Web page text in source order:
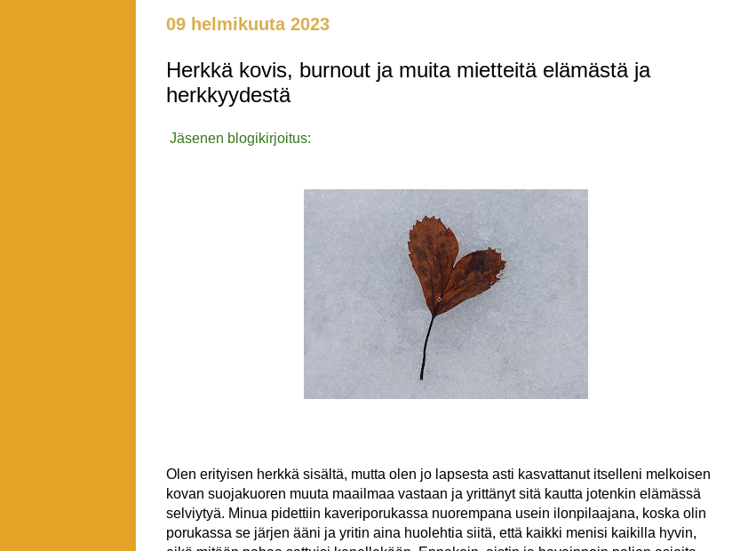
09 helmikuuta 2023
Herkkä kovis, burnout ja muita mietteitä elämästä ja
herkkyydestä
Jäsenen blogikirjoitus:
Olen erityisen herkkä sisältä, mutta olen jo lapsesta asti kasvattanut itselleni melkoisen
kovan suojakuoren muuta maailmaa vastaan ja yrittänyt sitä kautta jotenkin elämässä
selviytyä. Minua pidettiin kaveriporukassa nuorempana usein ilonpilaajana, koska olin
porukassa se järjen ääni ja yritin aina huolehtia siitä, että kaikki menisi kaikilla hyvin,